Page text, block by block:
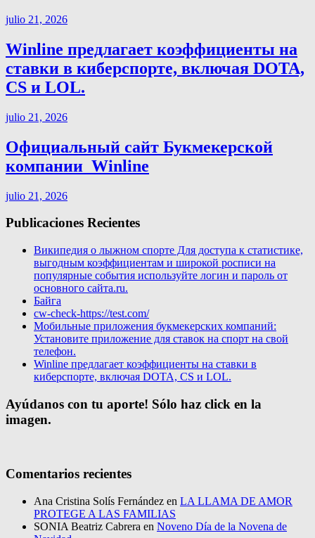
julio 21, 2026
Winline предлагает коэффициенты на
ставки в киберспорте, включая DOTA,
CS и LOL.
julio 21, 2026
Официальный сайт Букмекерской
компании ️ Winline
julio 21, 2026
Publicaciones Recientes
Википедия о лыжном спорте Для доступа к статистике,
выгодным коэффициентам и широкой росписи на
популярные события используйте логин и пароль от
основного сайта.ru.
Байга
cw-check-https://test.com/
Мобильные приложения букмекерских компаний:
Установите приложение для ставок на спорт на свой
телефон.
Winline предлагает коэффициенты на ставки в
киберспорте, включая DOTA, CS и LOL.
Ayúdanos con tu aporte! Sólo haz click en la
imagen.
Comentarios recientes
Ana Cristina Solís Fernández en LA LLAMA DE AMOR
PROTEGE A LAS FAMILIAS
SONIA Beatriz Cabrera en Noveno Día de la Novena de